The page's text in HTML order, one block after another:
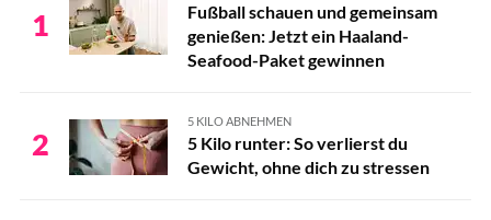
1
Fußball schauen und gemeinsam
genießen: Jetzt ein Haaland-
Seafood-Paket gewinnen
2
5 KILO ABNEHMEN
5 Kilo runter: So verlierst du
Gewicht, ohne dich zu stressen